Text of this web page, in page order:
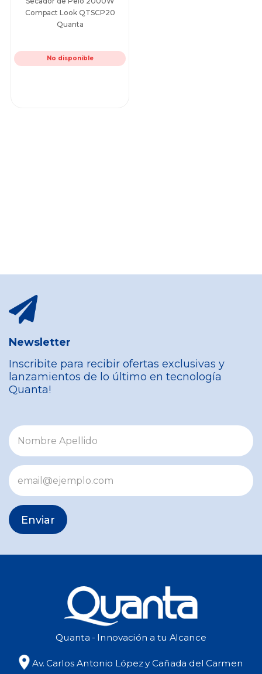
Compact Look QTSCP20
Quanta
No disponible
Newsletter
Inscribite para recibir ofertas exclusivas y
lanzamientos de lo último en tecnología
Quanta!
Enviar
Quanta - Innovación a tu Alcance
Av. Carlos Antonio López y Cañada del Carmen